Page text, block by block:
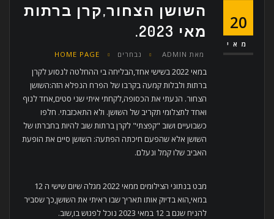
20
מאי
השושן הצחור,קרן ברתות
מאי 2023.
מאת ADMIN נבחרים HOME PAGE
במאי 2022 בשישי אחד,הבליחה בי ההחלטה לנסוע לקרן
ברתות ולבלות קמעה בקרבו של הפרח הנפלא הזה:השושן
הצחור. הנעתי את הכסופה,לקחתי איתי שני סטים,אחד לנוף
ואחד לתצלומי תקריב של השושן. ולא התאכזבתי. חלפו
כשבועיים ושוב "קפצתי" לקרן ברתות שוב להיות בחברתו של
השושן אלא שהפעם חיכתה הפתעה: השושן סיים את הופעת
האביב שלו קמל ונעלם.
מבט בנתוני הצילומים ממאי 2022 מגלה שיום שישי ה 12
במאי,הוא בדיוק אותו תאריך שבו ראיתי את השושן,כך שסביר
להניח שגם ב 12 במאי 2023 נוכל לפגוש בו,שוב.